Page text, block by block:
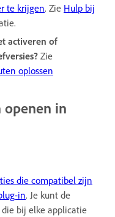
te krijgen. Zie Hulp bij
activeren of
Zie
oplossen
openen in
die compatibel zijn
in. Je kunt de
bij elke applicatie